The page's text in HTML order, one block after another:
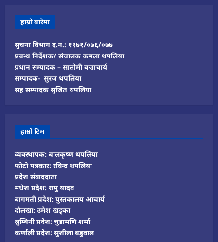
हाम्रो बारेमा
सुचना विभाग द.न.: १९७१/०७६/०७७
प्रबन्ध निर्देशक/ संचालक कमला थपलिया
प्रधान सम्पादक – सातोमी बज्राचार्य
सम्पादक- सुरज थपलिया
सह सम्पादक सुजित थपलिया
हाम्रो टिम
व्यवस्थापक: बालकृष्ण थपलिया
फोटो पत्रकार: रविन्द्र थपलिया
प्रदेश संवाददाता
मधेश प्रदेश: रामु यादव
बागमती प्रदेश: पुस्तकालय आचार्य
दोलखा: उमेश खड्का
लुम्बिनी प्रदेश: चुडामणि शर्मा
कर्णाली प्रदेश: सुशीला बडुवाल